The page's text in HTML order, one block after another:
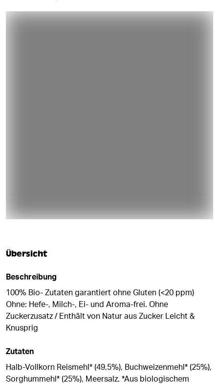
Übersicht
Beschreibung
100% Bio- Zutaten garantiert ohne Gluten (<20 ppm)
Ohne: Hefe-, Milch-, Ei- und Aroma-frei. Ohne
Zuckerzusatz / Enthält von Natur aus Zucker Leicht &
Knusprig
Zutaten
Halb-Vollkorn Reismehl* (49,5%), Buchweizenmehl* (25%),
Sorghummehl* (25%), Meersalz. *Aus biologischem